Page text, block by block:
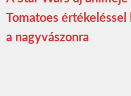
Tomatoes
a nagyvászonra